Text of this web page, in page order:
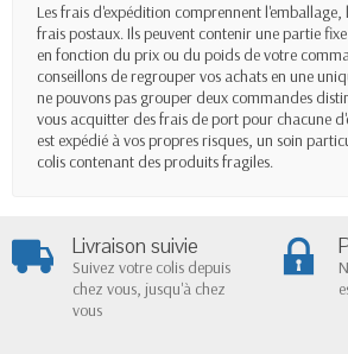
Les frais d'expédition comprennent
frais postaux. Ils peuvent contenir une partie
en fonction du prix ou du poids de votre
conseillons de regrouper vos achats en une
ne pouvons pas grouper deux commandes
vous acquitter des frais de port pour chacune
est expédié à vos propres risques, un soin
colis contenant des produits fragiles.
Livraison suivie
Suivez votre colis depuis
chez vous, jusqu'à chez
vous